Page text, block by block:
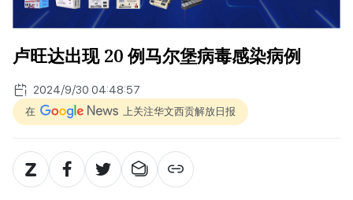
卢旺达出现 20 例马尔堡病毒感染病例
2024/9/30 04:48:57
在 上关注华文西贡解放日报